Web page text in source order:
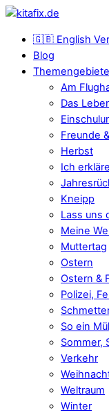
🇬🇧 English
Blog
Am
Das
Freunde
Herbst
Ich
Kneipp
Lass uns
Meine
Muttertag
Ostern
Ostern &
Polizei,
So ein
Sommer,
Verkehr
Weltraum
Winter